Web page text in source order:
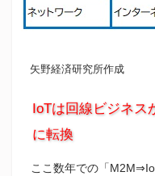
矢野経済研究所作成
IoTは回線ビジネス
に転換
ここ数年での「